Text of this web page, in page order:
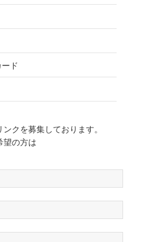
ド
クを募集しております。
望の方は